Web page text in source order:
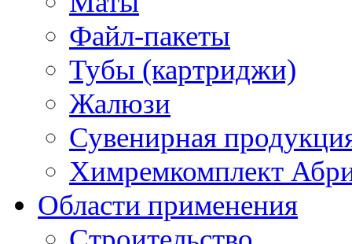
Файл-пакеты
Тубы (картриджи)
Жалюзи
Сувенирная
Химремкомплект
Области применения